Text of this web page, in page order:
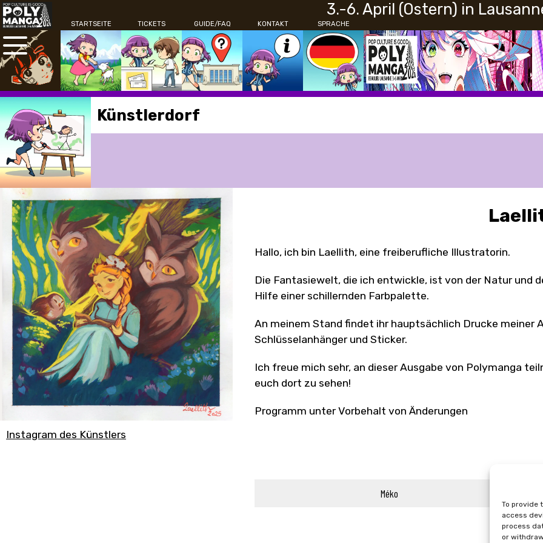
To provide
access
process
or
3.-6. April (Ostern) in
SPRACHE
STARTSEITE TICKETS GUIDE/FAQ KONTAKT
Künstlerdorf
Instagram des Künstlers
Hallo, ich bin Laellith, eine freiberufliche Illustratorin.
Die Fantasiewelt, die ich entwickle, ist von der Natur und
Hilfe einer schillernden Farbpalette.
An meinem Stand findet ihr hauptsächlich Drucke meiner
Schlüsselanhänger und Sticker.
Ich freue mich sehr, an dieser Ausgabe von Polymanga
euch dort zu sehen!
Programm unter Vorbehalt von Änderungen
Méko